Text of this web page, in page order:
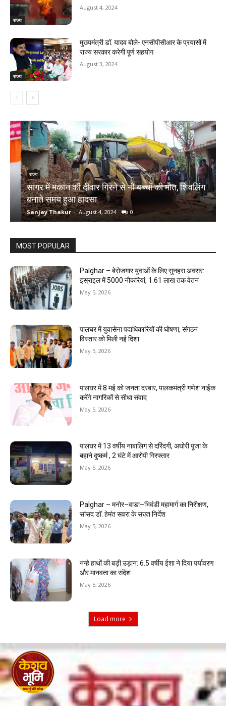
राज्य
August 4, 2024
राज्य
मुख्यमंत्री डॉ. यादव बोले- एनसीपीसीआर के प्रयासों में
राज्य सरकार करेगी पूर्ण सहयोग
August 3, 2024
राज्य
सागर में मकान की दीवार गिरने से नौ बच्चों की मौत, शिवलिंग
बनाते समय हुआ हादसा
Sanjay Thakur - August 4, 2024 0
MOST POPULAR
Palghar – बेरोजगार युवाओं के लिए सुनहरा अवसर:
इस्राइल में 5000 नौकरियां, ₹1.61 लाख तक वेतन
May 5, 2026
पालघर में युवासेना पदाधिकारियों की घोषणा, संगठन
विस्तार को मिली नई दिशा
May 5, 2026
पालघर में 8 मई को जनता दरबार, पालकमंत्री गणेश नाईक
करेंगे नागरिकों से सीधा संवाद
May 5, 2026
पालघर में 13 वर्षीय नाबालिग से दरिंदगी, अघोरी पूजा के
बहाने दुष्कर्म , 2 घंटे में आरोपी गिरफ्तार
May 5, 2026
Palghar – मनोर–वाडा–भिवंडी महामार्ग का निरीक्षण,
सांसद डॉ. हेमंत सवरा के सख्त निर्देश
May 5, 2026
नन्हे हाथों की बड़ी उड़ान: 6.5 वर्षीय ईशा ने दिया पर्यावरण
और मानवता का संदेश
May 5, 2026
Load more